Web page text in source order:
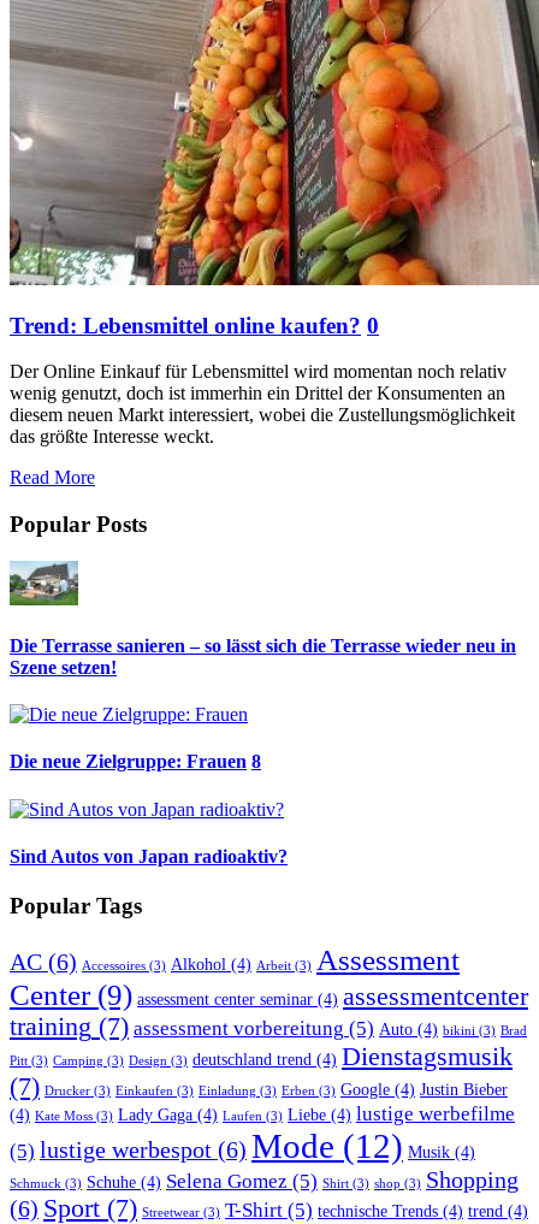
Trend: Lebensmittel online kaufen? 0
Der Online Einkauf für Lebensmittel wird momentan noch relativ
wenig genutzt, doch ist immerhin ein Drittel der Konsumenten an
diesem neuen Markt interessiert, wobei die Zustellungsmöglichkeit
das größte Interesse weckt.
Read More
Popular Posts
Die Terrasse sanieren – so lässt sich die Terrasse wieder neu in
Szene setzen!
Die neue Zielgruppe: Frauen 8
Sind Autos von Japan radioaktiv?
Popular Tags
AC (6) Accessoires (3) Alkohol (4) Arbeit (3) Assessment
Center(9) assessment center seminar (4) assessmentcenter
training (7) assessment vorbereitung (5) Auto (4) bikini (3) Brad
Pitt (3) Camping (3) Design (3) deutschland trend (4) Dienstagsmusik
(7) Drucker (3) Einkaufen (3) Einladung (3) Erben (3) Google (4) Justin Bieber
(4) Kate Moss (3) Lady Gaga (4) Laufen (3) Liebe (4) lustige werbefilme
(5) lustige werbespot (6) Mode (12) Musik (4)
Schmuck (3) Schuhe (4) Selena Gomez (5) Shirt (3) shop (3) Shopping
(6) Sport (7) Streetwear (3) T-Shirt (5) technische Trends (4) trend (4)